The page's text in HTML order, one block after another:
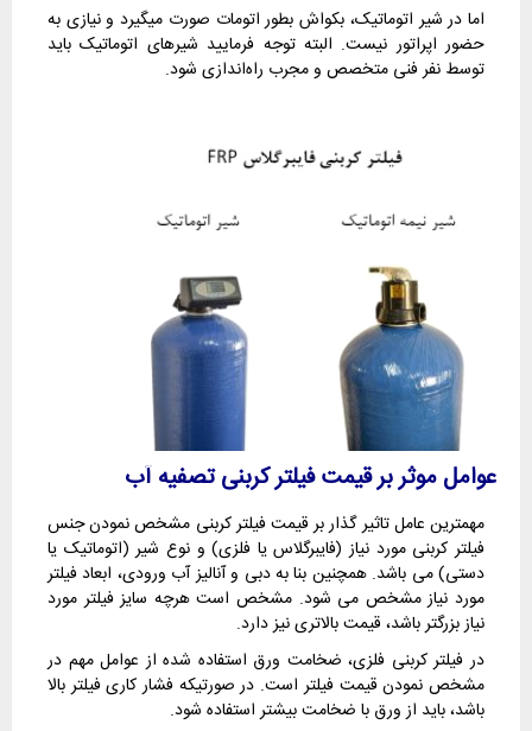
اما در شیر اتوماتیک، بکواش بطور اتومات صورت میگیرد و نیازی به
حضور اپراتور نیست. البته توجه فرمایید شیرهای اتوماتیک باید
توسط نفر فنی متخصص و مجرب راه‌اندازی شود.
عوامل موثر بر قیمت فیلتر کربنی تصفیه آب
مهمترین عامل تاثیر گذار بر قیمت فیلتر کربنی مشخص نمودن جنس
فیلتر کربنی مورد نیاز (فایبرگلاس یا فلزی) و نوع شیر (اتوماتیک یا
دستی) می باشد. همچنین بنا به دبی و آنالیز آب ورودی، ابعاد فیلتر
مورد نیاز مشخص می شود. مشخص است هرچه سایز فیلتر مورد
نیاز بزرگتر باشد، قیمت بالاتری نیز دارد.
در فیلتر کربنی فلزی، ضخامت ورق استفاده شده از عوامل مهم در
مشخص نمودن قیمت فیلتر است. در صورتیکه فشار کاری فیلتر بالا
باشد، باید از ورق با ضخامت بیشتر استفاده شود.